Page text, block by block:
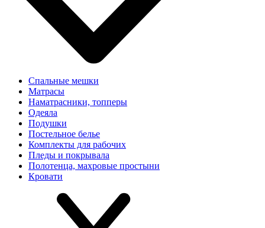
Спальные мешки
Матрасы
Наматрасники, топперы
Одеяла
Подушки
Постельное белье
Комплекты для рабочих
Пледы и покрывала
Полотенца, махровые простыни
Кровати